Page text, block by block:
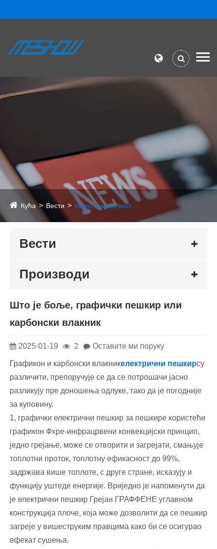
Кућа Вести Индустријска вест
Вести
Производи
Што је боље, графички пешкир или
карбонски влакник
2025-01-19 2 Оставите ми поруку
Графикон и карбонски влакникелектрични пешкирсу
различити, препоручује се да се потрошачи јасно
разликују пре доношења одлуке, тако да је погодније
за куповину.
1, графички електрични пешкир за пешкире користећи
графикон Фхре-инфрацрвени конвекцијски принцип,
једно грејање, може се отворити и загрејати, смањује
топлотни проток, топлотну ефикасност до 99%,
задржава више топлоте, с друге стране, исказују и
функцију уштеде енергије. Вриједно је напоменути да
је електрични пешкир Грејан ГРАФФЕНЕ углавном
конструкција плоче, која може дозволити да се пешкир
загреје у вишеструким правцима како би се осигурао
ефекат сушења.